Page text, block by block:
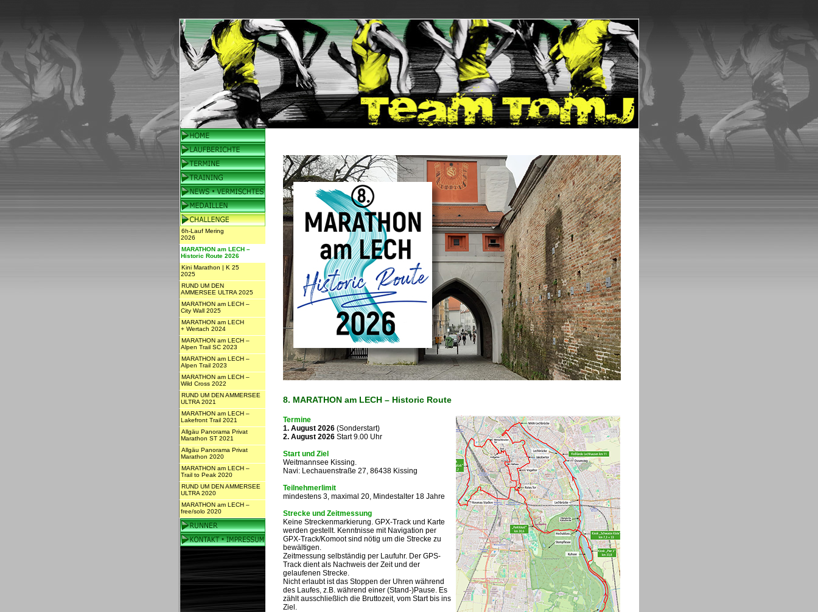
6h-Lauf Mering
2026
MARATHON am LECH –
Historic Route 2026
Kini Marathon | K 25
2025
RUND UM DEN
AMMERSEE ULTRA 2025
MARATHON am LECH –
City Wall 2025
MARATHON am LECH
+ Wertach 2024
MARATHON am LECH –
Alpen Trail SC 2023
MARATHON am LECH –
Alpen Trail 2023
MARATHON am LECH –
Wild Cross 2022
RUND UM DEN AMMERSEE
ULTRA 2021
MARATHON am LECH –
Lakefront Trail 2021
Allgäu Panorama Privat
Marathon ST 2021
Allgäu Panorama Privat
Marathon 2020
MARATHON am LECH –
Trail to Peak 2020
RUND UM DEN AMMERSEE
ULTRA 2020
MARATHON am LECH –
free/solo 2020
8. MARATHON am LECH – Historic Route
Termine
1. August 2026 (Sonderstart)
2. August 2026 Start 9.00 Uhr
Start und Ziel
Weitmannsee Kissing.
Navi: Lechauenstraße 27, 86438 Kissing
Teilnehmerlimit
mindestens 3, maximal 20, Mindestalter 18 Jahre
Strecke und Zeitmessung
Keine Streckenmarkierung. GPX-Track und Karte
werden gestellt. Kenntnisse mit Navigation per
GPX-Track/Komoot sind nötig um die Strecke zu
bewältigen.
Zeitmessung selbständig per Laufuhr. Der GPS-
Track dient als Nachweis der Zeit und der
gelaufenen Strecke.
Nicht erlaubt ist das Stoppen der Uhren während
des Laufes, z.B. während einer (Stand-)Pause. Es
zählt ausschließlich die Bruttozeit, vom Start bis ins
Ziel.